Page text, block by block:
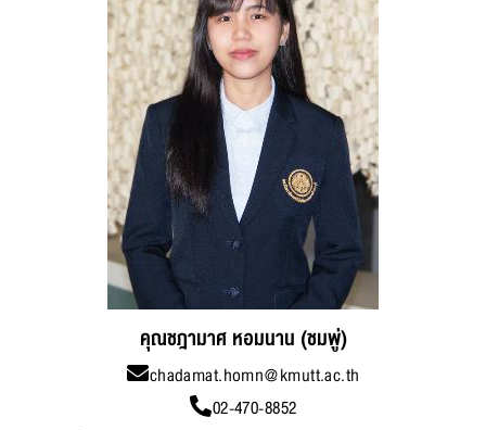
คุณชฎามาศ หอมนาน (ชมพู่)
chadamat.homn@kmutt.ac.th
02-470-8852